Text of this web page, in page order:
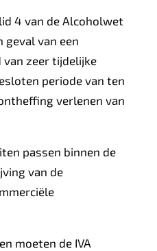
4 van de Alcoholwet
geval van een
van zeer tijdelijke
periode van ten
verlenen van
passen binnen de
van de
moeten de IVA